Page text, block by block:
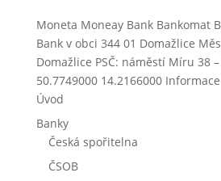
Moneta Moneay Bank Bankomat
Bank v obci 344 01 Domažlice
Domažlice PSČ: náměstí Míru 38
50.7749000 14.2166000
Úvod
Banky
Česká spořitelna
ČSOB